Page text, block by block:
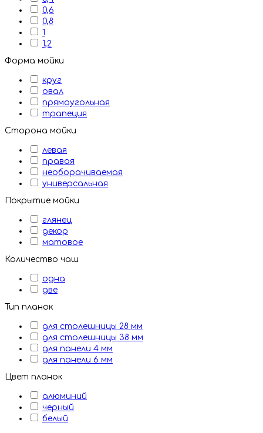
0,6
0,8
1
1,2
Форма мойки
круг
овал
прямоугольная
трапеция
Сторона мойки
левая
правая
необорачиваемая
универсальная
Покрытие мойки
глянец
декор
матовое
Количество чаш
одна
две
Тип планок
для столешницы 28 мм
для столешницы 38 мм
для панели 4 мм
для панели 6 мм
Цвет планок
алюминий
черный
белый